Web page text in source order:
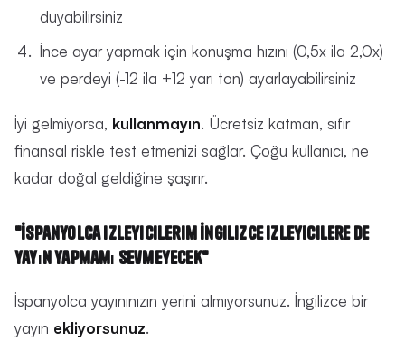
duyabilirsiniz
İnce ayar yapmak için konuşma hızını (0,5x ila 2,0x)
ve perdeyi (-12 ila +12 yarı ton) ayarlayabilirsiniz
İyi gelmiyorsa, kullanmayın. Ücretsiz katman, sıfır
finansal riskle test etmenizi sağlar. Çoğu kullanıcı, ne
kadar doğal geldiğine şaşırır.
"İspanyolca izleyicilerim İngilizce izleyicilere de
yayın yapmamı sevmeyecek"
İspanyolca yayınınızın yerini almıyorsunuz. İngilizce bir
yayın ekliyorsunuz.